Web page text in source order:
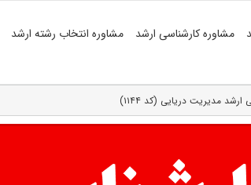
مشاوره کارشناسی ارشد مشاوره انتخاب رشته ارشد
ارشد مدیریت دریایی (کد ۱۱۴۴)